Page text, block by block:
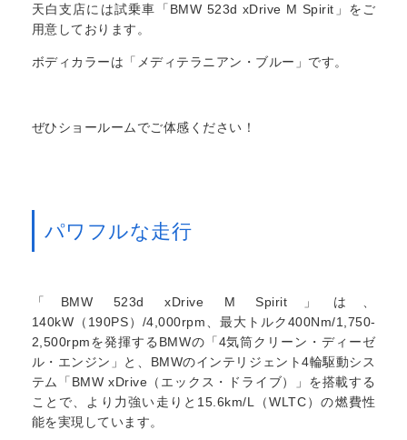
天白支店には試乗車「BMW 523d xDrive M Spirit」をご
用意しております。
ボディカラーは「メディテラニアン・ブルー」です。
ぜひショールームでご体感ください！
パワフルな走行
「BMW 523d xDrive M Spirit」は、
140kW（190PS）/4,000rpm、最大トルク400Nm/1,750-
2,500rpmを発揮するBMWの「4気筒クリーン・ディーゼ
ル・エンジン」と、BMWのインテリジェント4輪駆動シス
テム「BMW xDrive（エックス・ドライブ）」を搭載する
ことで、より力強い走りと15.6km/L（WLTC）の燃費性
能を実現しています。